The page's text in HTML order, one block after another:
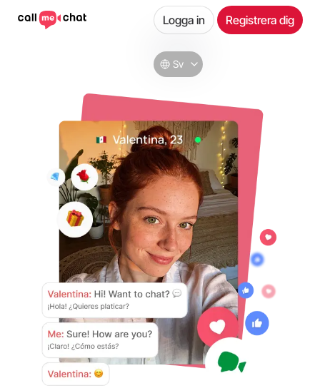
Sv
Logga in Registrera dig